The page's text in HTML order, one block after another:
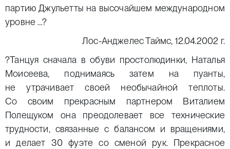
партию Джульетты на высочайшем международном
уровне …?
Лос-Анджелес Таймс, 12.04.2002 г.
?Танцуя сначала в обуви простолюдинки, Наталья
Моисеева, поднимаясь затем на пуанты,
не утрачивает своей необычайной теплоты.
Со своим прекрасным партнером Виталием
Полещуком она преодолевает все технические
трудности, связанные с балансом и вращениями,
и делает 30 фуэте со сменой рук. Прекрасное